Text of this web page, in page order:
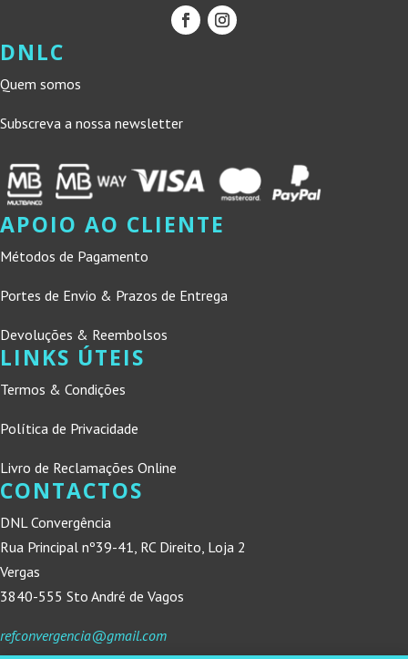
DNLC
Quem somos
Subscreva a nossa newsletter
APOIO AO CLIENTE
Métodos de Pagamento
Portes de Envio & Prazos de Entrega
Devoluções & Reembolsos
LINKS ÚTEIS
Termos & Condições
Política de Privacidade
Livro de Reclamações Online
CONTACTOS
DNL Convergência
Rua Principal nº39-41, RC Direito, Loja 2
Vergas
3840-555 Sto André de Vagos
refconvergencia@gmail.com